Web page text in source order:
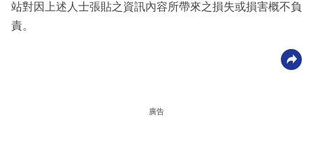
站對因上述人士張貼之資訊內容所帶來之損失或損害概不負
責。
廣告